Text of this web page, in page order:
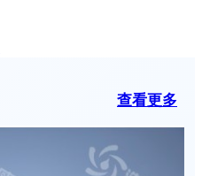
查看更多